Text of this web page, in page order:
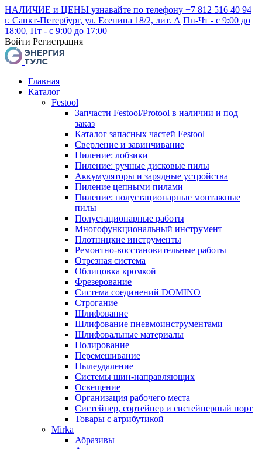
НАЛИЧИЕ и ЦЕНЫ узнавайте по телефону +7 812 516 40 94
г. Санкт-Петербург, ул. Есенина 18/2, лит. А Пн-Чт - с 9:00 до
18:00, Пт - с 9:00 до 17:00
Войти Регистрация
Главная
Каталог
Festool
Запчасти Festool/Protool в наличии и под
заказ
Каталог запасных частей Festool
Сверление и завинчивание
Пиление: лобзики
Пиление: ручные дисковые пилы
Аккумуляторы и зарядные устройства
Пиление цепными пилами
Пиление: полустационарные монтажные
пилы
Полустационарные работы
Многофункциональный инструмент
Плотницкие инструменты
Ремонтно-восстановительные работы
Отрезная система
Облицовка кромкой
Фрезерование
Система соединений DOMINO
Строгание
Шлифование
Шлифование пневмоинструментами
Шлифовальные материалы
Полирование
Перемешивание
Пылеудаление
Системы шин-направляющих
Освещение
Организация рабочего места
Систейнер, сортейнер и систейнерный порт
Товары с атрибутикой
Mirka
Абразивы